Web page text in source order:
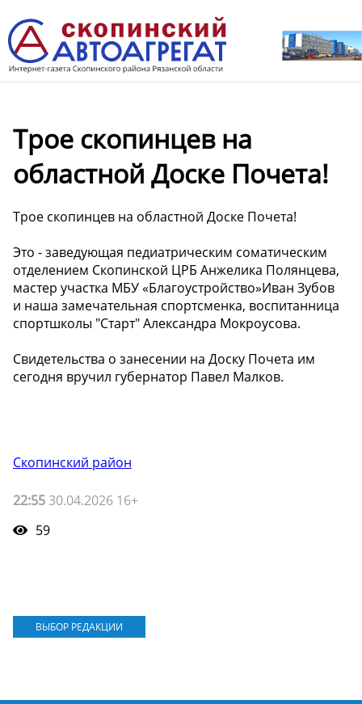
Трое скопинцев на
областной Доске Почета!
Трое скопинцев на областной Доске Почета!
Это - заведующая педиатрическим соматическим
отделением Скопинской ЦРБ Анжелика Полянцева,
мастер участка МБУ «Благоустройство»Иван Зубов
и наша замечательная спортсменка, воспитанница
спортшколы "Старт" Александра Мокроусова.
Свидетельства о занесении на Доску Почета им
сегодня вручил губернатор Павел Малков.
Скопинский район
22:55 30.04.2026 16+
59
ВЫБОР РЕДАКЦИИ